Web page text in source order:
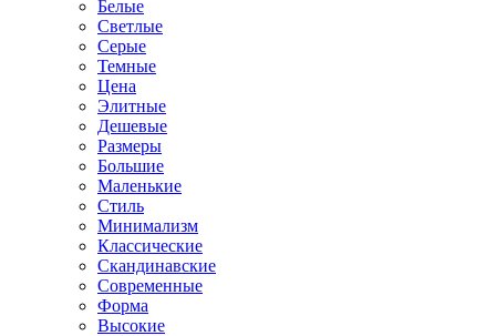
Белые
Светлые
Серые
Темные
Цена
Элитные
Дешевые
Размеры
Большие
Маленькие
Стиль
Минимализм
Классические
Скандинавские
Современные
Форма
Высокие